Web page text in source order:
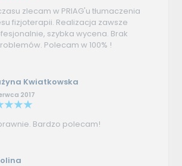
zlecam w PRIAG'u tłumaczenia
fizjoterapii. Realizacja zawsze
szybka wycena. Brak
Polecam w 100% !
Kwiatkowska
2017
Bardzo polecam!